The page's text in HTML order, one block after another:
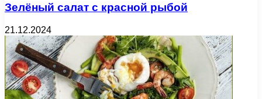
Зелёный салат с красной рыбой
21.12.2024